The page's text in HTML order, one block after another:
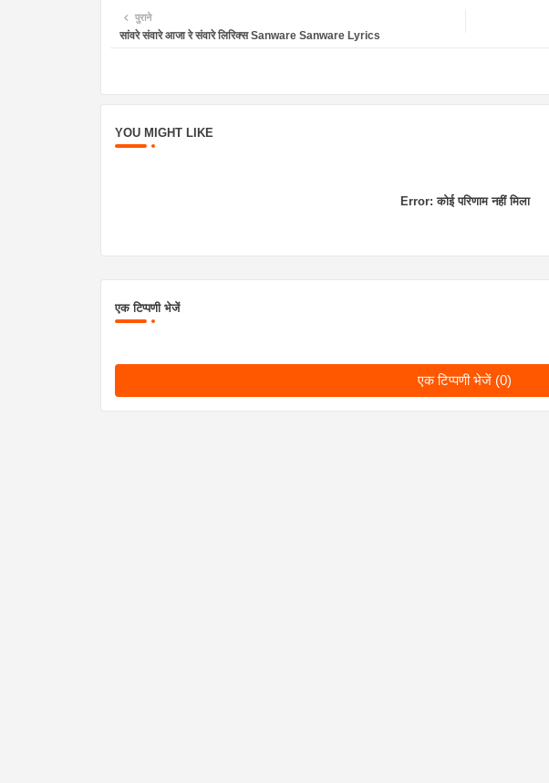
पुराने
सांवरे संवारे आजा रे संवारे लिरिक्स Sanware Sanware Lyrics
YOU MIGHT LIKE
Error: कोई परिणाम नहीं मिला
एक टिप्पणी भेजें
एक टिप्पणी भेजें (0)